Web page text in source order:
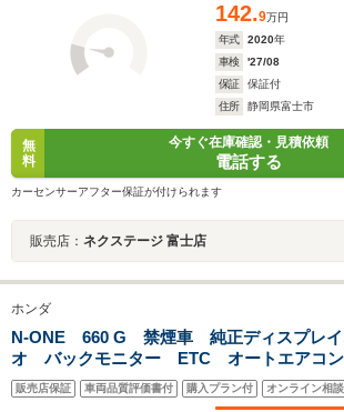
142.9万円
年式
2020年
車検
'27/08
保証
保証付
住所
静岡県富士市
無
料
今すぐ在庫確認・見積依頼
電話する
カーセンサーアフター保証が付けられます
販売店： ネクステージ 富士店
ホンダ
N-ONE 660 G 禁煙車 純正ディスプレイ
オ バックモニター ETC オートエアコ
キー Bluetooth HDMI端子 ヘッドライト
ー 電動格納ミラー アームスト ベンチシ
販売店保証 車両品質評価書付 購入プラン付 オンライン相